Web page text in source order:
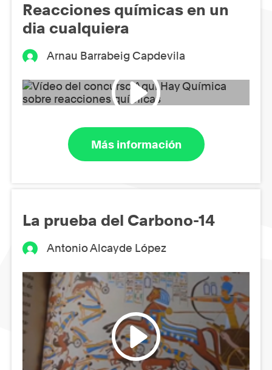
Reacciones químicas en un
dia cualquiera
Arnau Barrabeig Capdevila
Más información
La prueba del Carbono-14
Antonio Alcayde López